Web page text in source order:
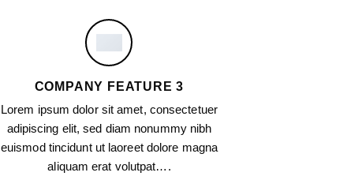
COMPANY FEATURE 3
Lorem ipsum dolor sit amet, consectetuer
adipiscing elit, sed diam nonummy nibh
euismod tincidunt ut laoreet dolore magna
aliquam erat volutpat….